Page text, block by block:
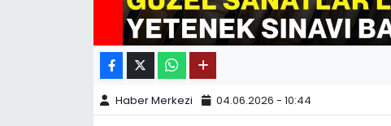
Haber Merkezi 04.06.2026 - 10:44